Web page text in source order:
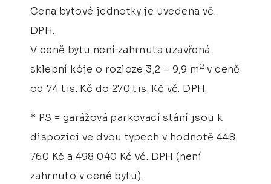
Cena bytové jednotky je uvedena vč.
DPH.
V ceně bytu není zahrnuta uzavřená
sklepní kóje o rozloze 3,2 – 9,9 m 2 v ceně
od 74 tis. Kč do 270 tis. Kč vč. DPH.
* PS = garážová parkovací stání jsou k
dispozici ve dvou typech v hodnotě 448
760 Kč a 498 040 Kč vč. DPH (není
zahrnuto v ceně bytu).